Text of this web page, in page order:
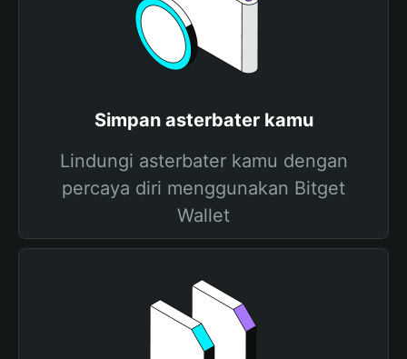
Simpan asterbater kamu
Lindungi asterbater kamu dengan
percaya diri menggunakan Bitget
Wallet